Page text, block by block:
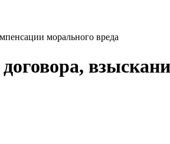
морального вреда